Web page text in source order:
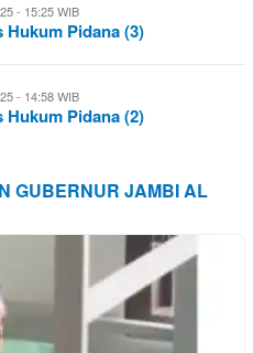
- 15:25 WIB
Pidana (3)
- 14:58 WIB
Pidana (2)
GUBERNUR JAMBI AL